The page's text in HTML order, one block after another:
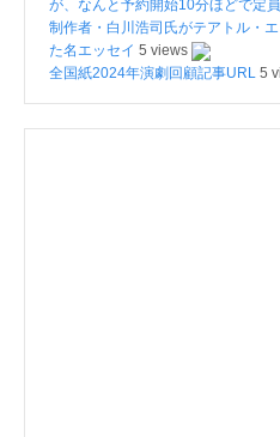
が、なんと予約開始10分ほどで定
制作者・白川浩司氏がテアトル・
た名エッセイ 5 views
全国紙2024年演劇回顧記事URL 5